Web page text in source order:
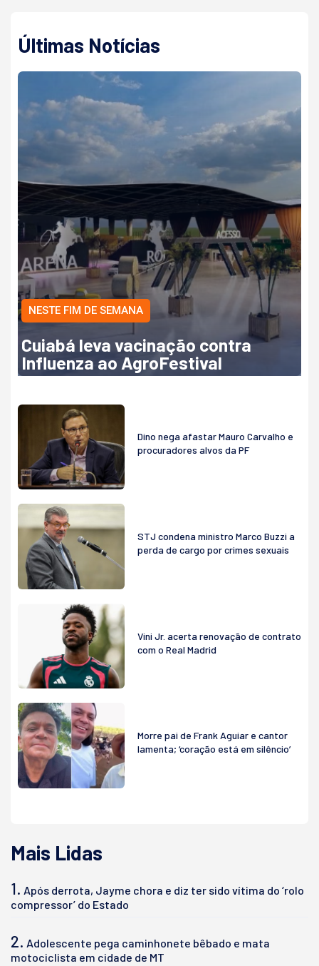
Últimas Notícias
NESTE FIM DE SEMANA
Cuiabá leva vacinação contra
Influenza ao AgroFestival
Dino nega afastar Mauro Carvalho e
procuradores alvos da PF
STJ condena ministro Marco Buzzi a
perda de cargo por crimes sexuais
Vini Jr. acerta renovação de contrato
com o Real Madrid
Morre pai de Frank Aguiar e cantor
lamenta; ‘coração está em silêncio’
Mais Lidas
1. Após derrota, Jayme chora e diz ter sido vítima do ‘rolo
compressor’ do Estado
2. Adolescente pega caminhonete bêbado e mata
motociclista em cidade de MT